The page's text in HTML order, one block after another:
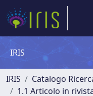
IRIS
IRIS Catalogo
1.1 Articolo in